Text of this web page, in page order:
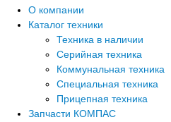
О компании
Каталог техники
Техника в наличии
Серийная техника
Коммунальная техника
Специальная техника
Прицепная техника
Запчасти КОМПАС